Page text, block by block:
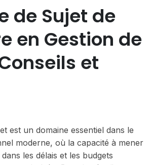
de Sujet de
en Gestion de
et
est un domaine essentiel dans le
moderne, où la capacité à mener
les délais et les budgets